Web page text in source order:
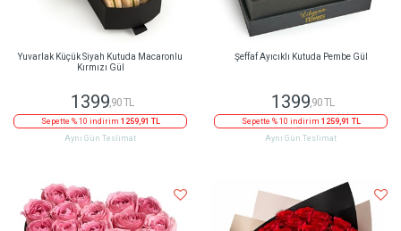
Yuvarlak Küçük Siyah Kutuda Macaronlu
Kırmızı Gül
1399 ,90 TL
Sepette % 10 indirim 1259,91 TL
Aynı Gün Teslimat
Şeffaf Ayıcıklı Kutuda Pembe Gül
1399 ,90 TL
Sepette % 10 indirim 1259,91 TL
Aynı Gün Teslimat